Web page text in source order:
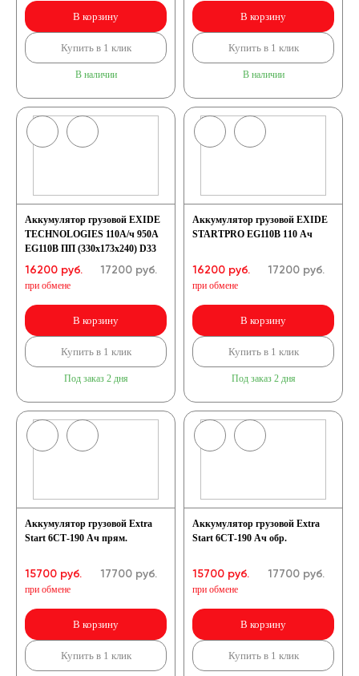
В корзину
Купить в 1 клик
В наличии
В корзину
Купить в 1 клик
В наличии
Аккумулятор грузовой EXIDE
TECHNOLOGIES 110А/ч 950А
EG110B ПП (330х173х240) D33
16200 руб.
при обмене
17200руб.
В корзину
Купить в 1 клик
Под заказ 2 дня
Аккумулятор грузовой EXIDE
STARTPRO EG110B 110 Ач
16200 руб.
при обмене
17200руб.
В корзину
Купить в 1 клик
Под заказ 2 дня
Аккумулятор грузовой Extra
Start 6СТ-190 Ач прям.
15700 руб.
при обмене
17700руб.
В корзину
Купить в 1 клик
Аккумулятор грузовой Extra
Start 6СТ-190 Ач обр.
15700 руб.
при обмене
17700руб.
В корзину
Купить в 1 клик